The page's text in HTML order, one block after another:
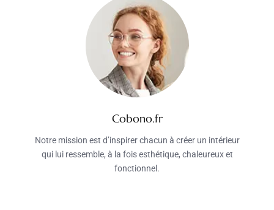
Cobono.fr
Notre mission est d’inspirer chacun à créer un intérieur
qui lui ressemble, à la fois esthétique, chaleureux et
fonctionnel.